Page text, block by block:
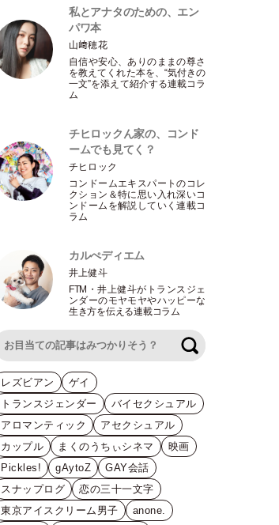
私とアナタのための、エン
パワ本
山﨑穂花
自信や安心、ありのままの尊さ
を教えてくれた本を、“気付きの
一文”を添えて紹介する連載コラ
ム
チヒロックん家の、コンド
ームでも見てく？
チヒロック
コンドームエキスパートのコレ
クション＆特に思い入れ深いコ
ンドームを解説していく連載コ
ラム
カルぺディエム
井上健斗
FTM ・井上健斗がトランスジェ
ンダーのモヤモヤやハッピーな
生き方を伝える連載コラム
レズビアン
ゲイ
トランスジェンダー
バイセクシュアル
アロマンティック
アセクシュアル
カップル
まくのうちぃシネマ
映画
Pickles!
gAytoZ
GAY会話
スナップログ
恋の三十一文字
東京アイスクリーム男子
anone.